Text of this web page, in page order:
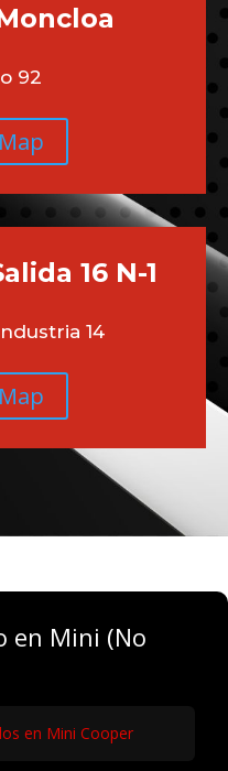
92
16 N-1
14
en Mini (No
en Mini Cooper